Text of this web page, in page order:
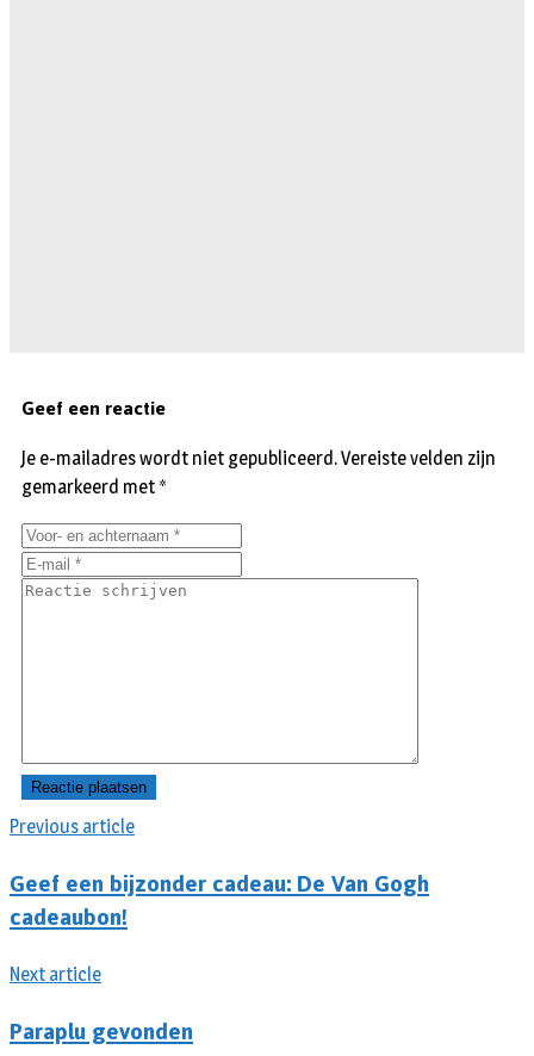
Previous article
Geef een bijzonder cadeau: De Van Gogh
cadeaubon!
Next article
Paraplu gevonden
Geef een reactie
Je e-mailadres wordt niet gepubliceerd.Vereiste velden zijn
gemarkeerd met *